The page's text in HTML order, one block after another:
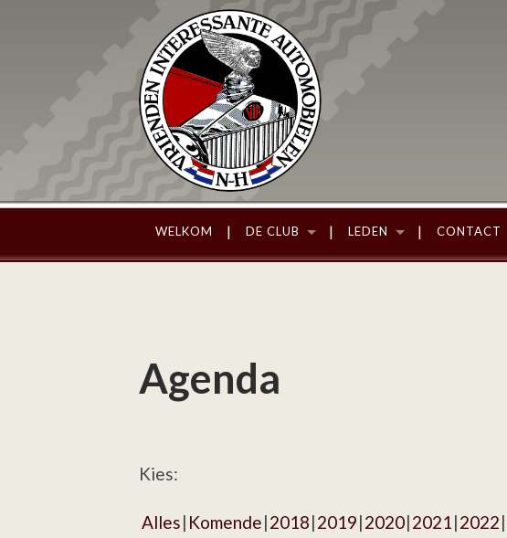
WELKOM DE CLUB LEDEN CONTACT
Agenda
Kies:
Alles Komende 2018 2019 2020 2021 2022